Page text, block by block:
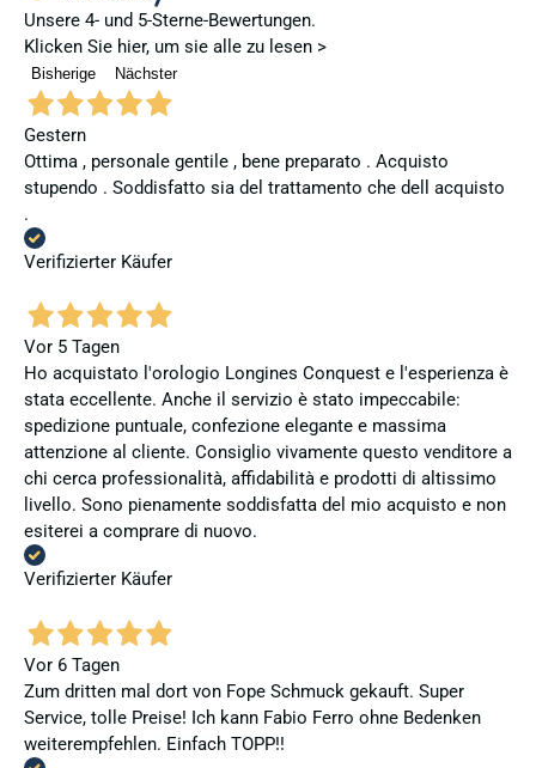
Unsere 4- und 5-Sterne-Bewertungen.
Klicken Sie hier, um sie alle zu lesen >
Bisherige Nächster
Gestern
Ottima , personale gentile , bene preparato . Acquisto
stupendo . Soddisfatto sia del trattamento che dell acquisto
.
Verifizierter Käufer
Vor 5 Tagen
Ho acquistato l'orologio Longines Conquest e l'esperienza è
stata eccellente. Anche il servizio è stato impeccabile:
spedizione puntuale, confezione elegante e massima
attenzione al cliente. Consiglio vivamente questo venditore a
chi cerca professionalità, affidabilità e prodotti di altissimo
livello. Sono pienamente soddisfatta del mio acquisto e non
esiterei a comprare di nuovo.
Verifizierter Käufer
Vor 6 Tagen
Zum dritten mal dort von Fope Schmuck gekauft. Super
Service, tolle Preise! Ich kann Fabio Ferro ohne Bedenken
weiterempfehlen. Einfach TOPP!!